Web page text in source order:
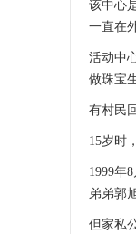
该中心
一直在
活动中
做珠宝
有村民
15岁时
1999年
弟弟郭
但家私